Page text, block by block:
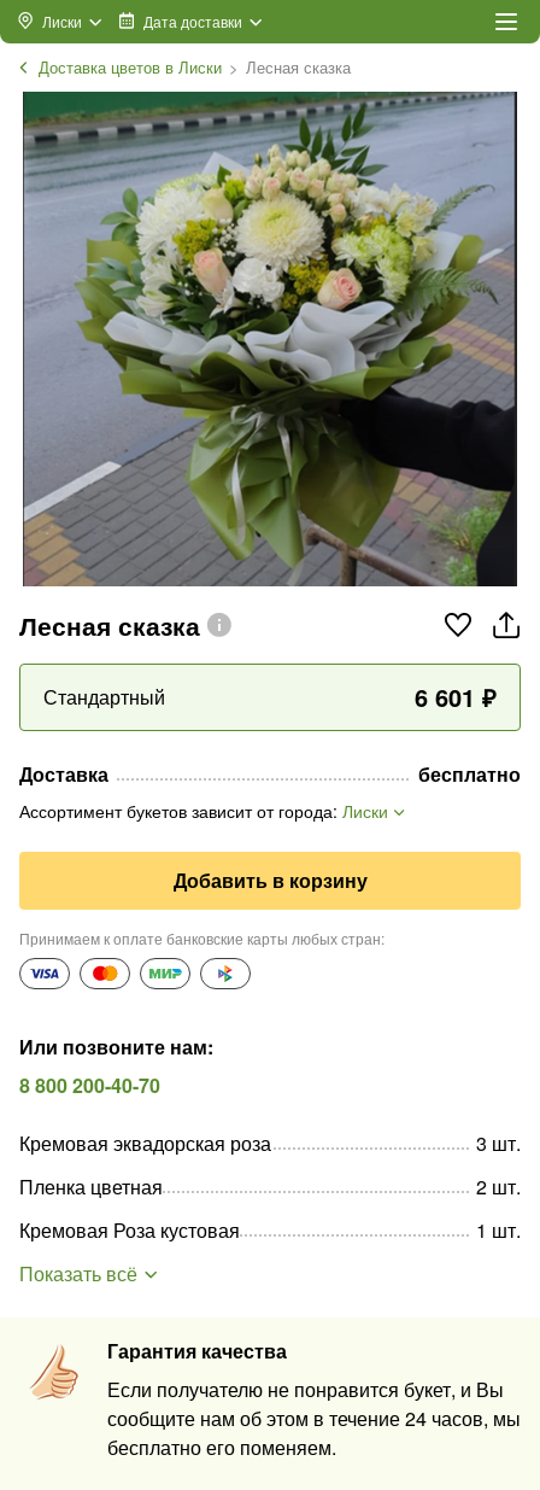
Лиски Дата доставки
Доставка цветов в Лиски Лесная сказка
Лесная сказка
Стандартный 6 601 ₽
Доставка бесплатно
Ассортимент букетов зависит от города: Лиски
Добавить в корзину
Принимаем к оплате банковские карты любых стран:
Или позвоните нам:
8 800 200-40-70
Гарантия качества
Если получателю не понравится букет, и Вы
сообщите нам об этом в течение 24 часов, мы
бесплатно его поменяем.
Кремовая эквадорская роза 3 шт.
Пленка цветная
2 шт.
Кремовая Роза кустовая
1 шт.
Показать всё